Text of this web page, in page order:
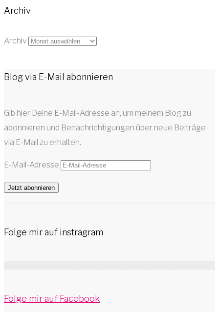
Archiv
Archiv
Blog via E-Mail abonnieren
Gib hier Deine E-Mail-Adresse an, um meinem Blog zu
abonnieren und Benachrichtigungen über neue Beiträge
via E-Mail zu erhalten.
E-Mail-Adresse
Jetzt abonnieren
Folge mir auf instragram
Folge mir auf Facebook